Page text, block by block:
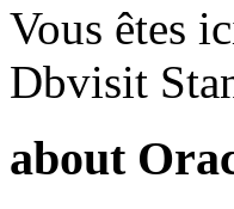
Vous êtes
Dbvisit
about